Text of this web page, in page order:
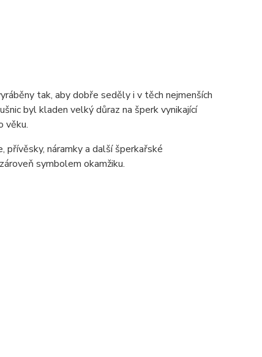
tak, aby dobře seděly i v těch nejmenších
byl kladen velký důraz na šperk vynikající
věku.
přívěsky, náramky a další šperkařské
symbolem okamžiku.